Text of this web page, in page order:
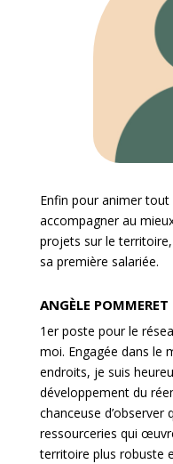
Enfin pour animer
accompagner au
projets sur le
sa première salariée.
ANGÈLE POMMERET
1er poste pour le
moi. Engagée dans le
endroits, je suis
développement du
chanceuse d’observer
ressourceries qui
territoire plus robuste